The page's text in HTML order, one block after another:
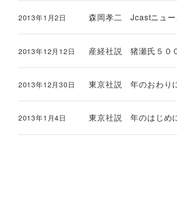
森岡孝二 Jcastニュー
投稿日
2013年1月2日
産経社説 猪瀬氏５０
投稿日
2013年12月12日
東京社説 年のおわり
投稿日
2013年12月30日
東京社説 年のはじめ
投稿日
2013年1月4日